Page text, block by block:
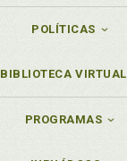
POLÍTICAS
BIBLIOTECA VIRTUAL
PROGRAMAS